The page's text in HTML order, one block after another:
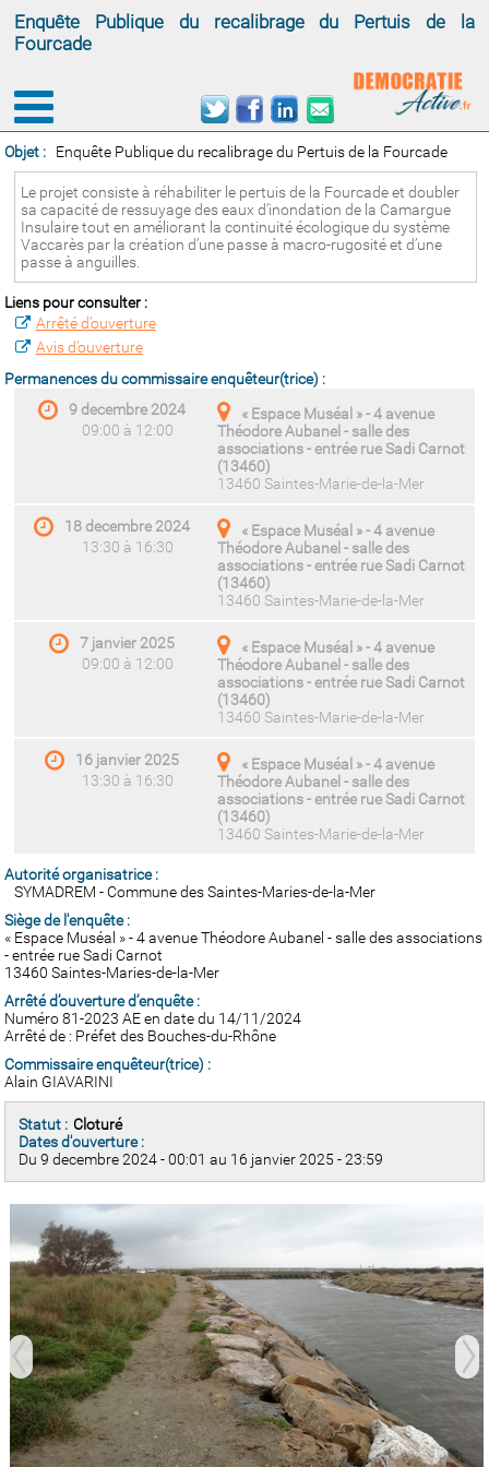
Enquête Publique du recalibrage du Pertuis de la
Fourcade
Objet : Enquête Publique du recalibrage du Pertuis de la Fourcade
Le projet consiste à réhabiliter le pertuis de la Fourcade et doubler
sa capacité de ressuyage des eaux d’inondation de la Camargue
Insulaire tout en améliorant la continuité écologique du système
Vaccarès par la création d’une passe à macro-rugosité et d’une
passe à anguilles.
Liens pour consulter :
Arrêté d’ouverture
Avis d’ouverture
Permanences du commissaire enquêteur(trice) :
9 decembre 2024
09:00 à 12:00
« Espace Muséal » - 4 avenue
Théodore Aubanel - salle des
associations - entrée rue Sadi Carnot
(13460)
13460 Saintes-Marie-de-la-Mer
18 decembre 2024
13:30 à 16:30
« Espace Muséal » - 4 avenue
Théodore Aubanel - salle des
associations - entrée rue Sadi Carnot
(13460)
13460 Saintes-Marie-de-la-Mer
7 janvier 2025
09:00 à 12:00
« Espace Muséal » - 4 avenue
Théodore Aubanel - salle des
associations - entrée rue Sadi Carnot
(13460)
13460 Saintes-Marie-de-la-Mer
16 janvier 2025
13:30 à 16:30
« Espace Muséal » - 4 avenue
Théodore Aubanel - salle des
associations - entrée rue Sadi Carnot
(13460)
13460 Saintes-Marie-de-la-Mer
Autorité organisatrice :
SYMADREM - Commune des Saintes-Maries-de-la-Mer
Siège de l'enquête :
« Espace Muséal » - 4 avenue Théodore Aubanel - salle des associations
- entrée rue Sadi Carnot
13460 Saintes-Maries-de-la-Mer
Arrêté d’ouverture d’enquête :
Numéro 81-2023 AE en date du 14/11/2024
Arrêté de : Préfet des Bouches-du-Rhône
Commissaire enquêteur(trice) :
Alain GIAVARINI
Statut : Cloturé
Dates d'ouverture :
Du 9 decembre 2024 - 00:01 au 16 janvier 2025 - 23:59
prev next